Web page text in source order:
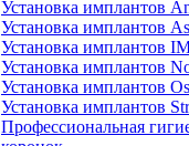
Установка имплантов
Установка имплантов
Установка имплантов
Установка имплантов
Установка имплантов
Установка имплантов
Профессиональная